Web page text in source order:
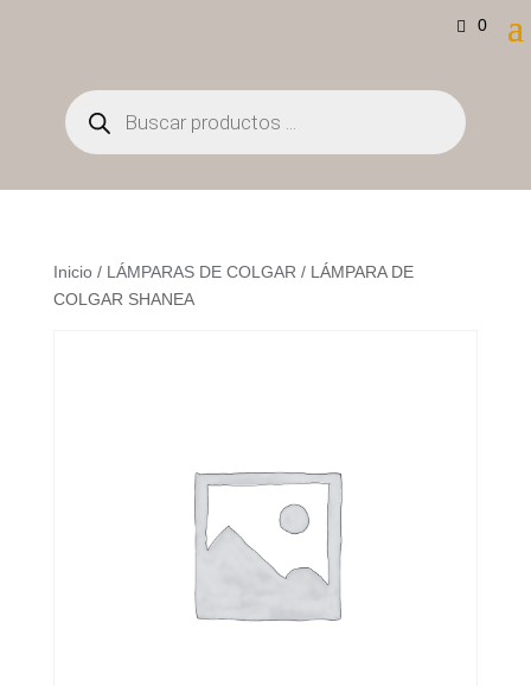
0
Búsqueda
de
productos
Inicio/ LÁMPARAS DE COLGAR / LÁMPARA DE
COLGAR SHANEA